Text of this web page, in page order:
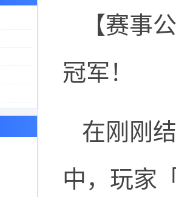
【赛事
冠军！
在刚刚
中，玩家